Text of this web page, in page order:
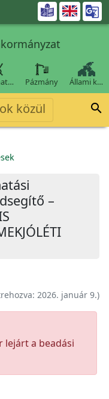

Pázmány Állami k…
közül 
–
2026. január 9.)
lejárt a beadási